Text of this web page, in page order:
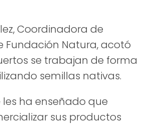
Coordinadora de
Fundación Natura, acotó
se trabajan de forma
semillas nativas.
les ha enseñado que
sus productos